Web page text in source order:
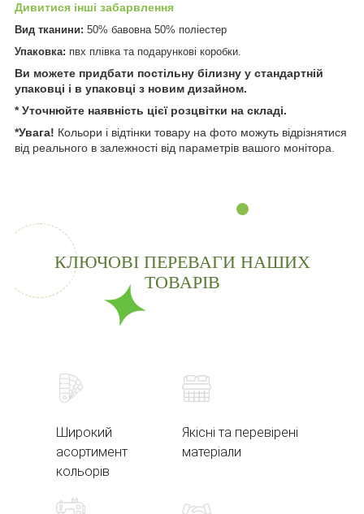
Дивитися інші забарвлення
Вид тканини: 50% бавовна 50% поліестер
Упаковка: пвх плівка та подарункові коробки.
Ви можете придбати постільну білизну у стандартній
упаковці і в упаковці з новим дизайном.
* Уточнюйте наявність цієї розцвітки на складі.
*Увага! Кольори і відтінки товару на фото можуть відрізнятися
від реального в залежності від параметрів вашого монітора.
КЛЮЧОВІ ПЕРЕВАГИ НАШИХ
ТОВАРІВ
Широкий
асортимент
кольорів
Якісні та перевірені
матеріали